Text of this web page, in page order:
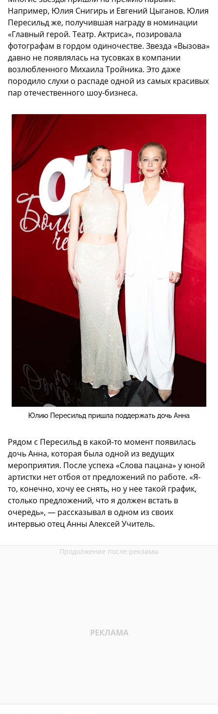
Например, Юлия Снигирь и Евгений Цыганов. Юлия
Пересильд же, получившая награду в номинации
«Главный герой. Театр. Актриса», позировала
фотографам в гордом одиночестве. Звезда «Вызова»
давно не появлялась на тусовках в компании
возлюбленного Михаила Тройника. Это даже
породило слухи о распаде одной из самых красивых
пар отечественного шоу-бизнеса.
Юлию Пересильд пришла поддержать дочь Анна
Рядом с Пересильд в какой-то момент появилась
дочь Анна, которая была одной из ведущих
мероприятия. После успеха «Слова пацана» у юной
артистки нет отбоя от предложений по работе. «Я-
то, конечно, хочу ее снять, но у нее такой график,
столько предложений, что я должен встать в
очередь», — рассказывал в одном из своих
интервью отец Анны Алексей Учитель.